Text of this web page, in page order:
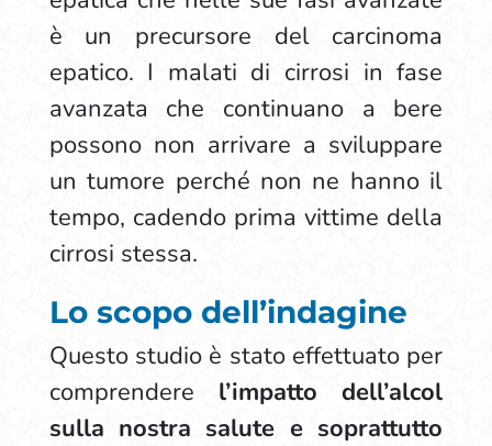
è un precursore del carcinoma
epatico. I malati di cirrosi in fase
avanzata che continuano a bere
possono non arrivare a sviluppare
un tumore perché non ne hanno il
tempo, cadendo prima vittime della
cirrosi stessa.
Lo scopo dell’indagine
Questo studio è stato effettuato per
comprendere l’impatto dell’alcol
sulla nostra salute e soprattutto